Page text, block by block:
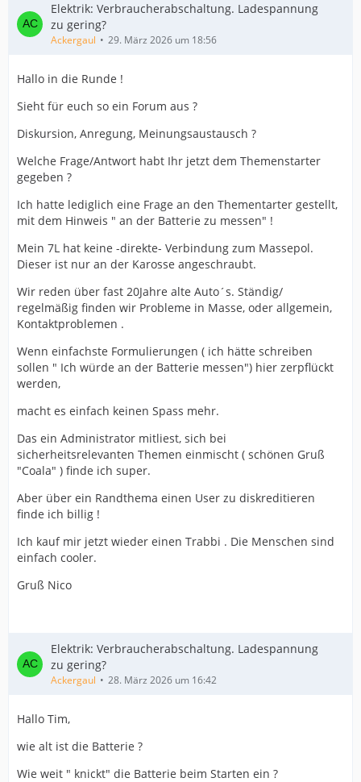
Elektrik: Verbraucherabschaltung. Ladespannung
zu gering?
Ackergaul 29. März 2026 um 18:56
Hallo in die Runde !
Sieht für euch so ein Forum aus ?
Diskursion, Anregung, Meinungsaustausch ?
Welche Frage/Antwort habt Ihr jetzt dem Themenstarter
gegeben ?
Ich hatte lediglich eine Frage an den Thementarter gestellt,
mit dem Hinweis " an der Batterie zu messen" !
Mein 7L hat keine -direkte- Verbindung zum Massepol.
Dieser ist nur an der Karosse angeschraubt.
Wir reden über fast 20Jahre alte Auto´s. Ständig/
regelmäßig finden wir Probleme in Masse, oder allgemein,
Kontaktproblemen .
Wenn einfachste Formulierungen ( ich hätte schreiben
sollen " Ich würde an der Batterie messen") hier zerpflückt
werden,
macht es einfach keinen Spass mehr.
Das ein Administrator mitliest, sich bei
sicherheitsrelevanten Themen einmischt ( schönen Gruß
"Coala" ) finde ich super.
Aber über ein Randthema einen User zu diskreditieren
finde ich billig !
Ich kauf mir jetzt wieder einen Trabbi . Die Menschen sind
einfach cooler.
Gruß Nico
Elektrik: Verbraucherabschaltung. Ladespannung
zu gering?
Ackergaul 28. März 2026 um 16:42
Hallo Tim,
wie alt ist die Batterie ?
Wie weit " knickt" die Batterie beim Starten ein ?